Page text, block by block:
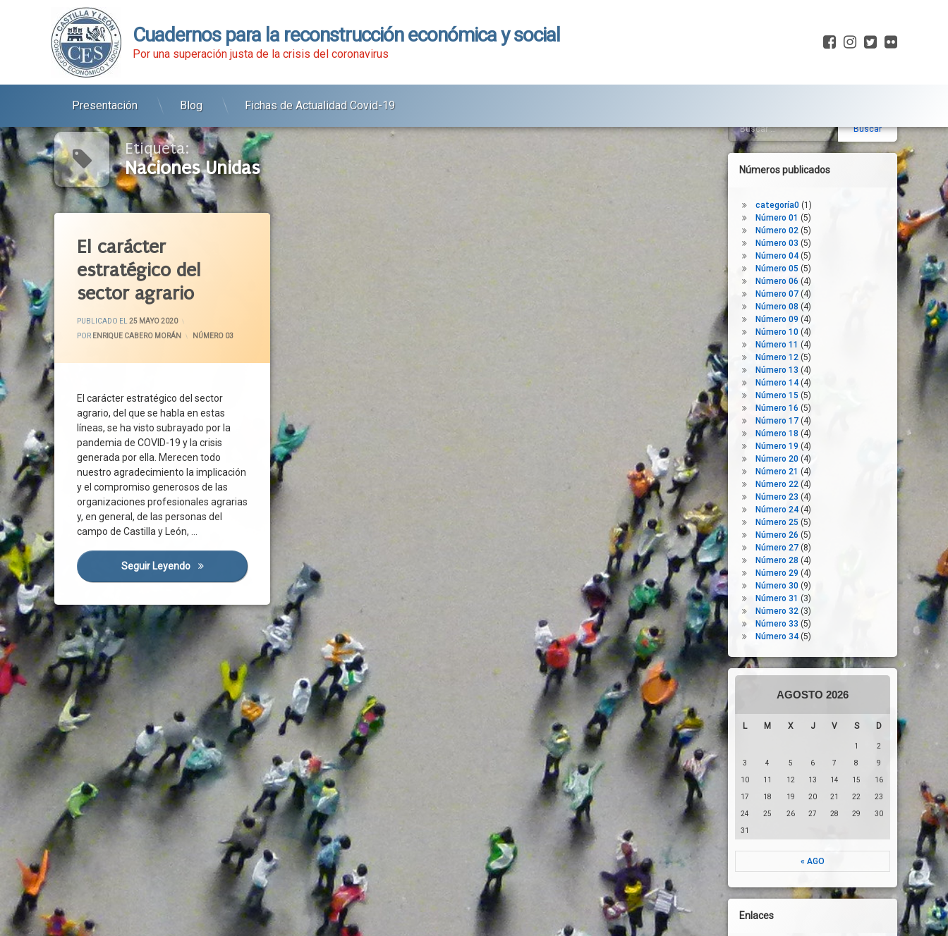
contenido
Cuadernos para la reconstrucción económica y social
Por una superación justa de la crisis del coronavirus
Facebook
Instagram
Twitter
Presentación Blog Fichas de Actualidad Covid-19
Etiqueta:
Naciones Unidas
El carácter
estratégico del
sector agrario
PUBLICADO EL25 MAYO 2020
POR ENRIQUE CABERO MORÁN CATEGORÍAS:
NÚMERO 03
El carácter estratégico del sector
agrario, del que se habla en estas
líneas, se ha visto subrayado por la
pandemia de COVID-19 y la crisis
generada por ella. Merecen todo
nuestro agradecimiento la implicación
y el compromiso generosos de las
organizaciones profesionales agrarias
y, en general, de las personas del
campo de Castilla y León, …
Seguir Leyendo El Carácter Estratégico Del Sector Agrario
Agenda 2030
Alimentación Sana
Alimentos
Apoyo Público
Calidad De Vida
Castilla Y León
CES
Comisión Europea
Covid-19
Cuidado De La Tierra
De La Granja A La Mesa
Desarrollo Rural
Desinfección
Distribución
Ecosistema
Emigración
Emprendimiento
Estrategia
Factores De Producción
Financiación Pública
Formación
Gastronomía
I+D+i
Industria Agroalimentaria
Innovación
Jóvenes
Medio Ambiente
Mercado Mayorista
Mercado Minorista
Naciones Unidas
Naturaleza
Barra
lateral
derecha
Números publicados
categoría0(1)
Número 01 (5)
Número 02(5)
Número 03 (5)
Número 04(5)
Número 05 (5)
Número 06 (4)
Número 07(4)
Número 08 (4)
Número 09(4)
Número 10(4)
Número 11 (4)
Número 12(5)
Número 13 (4)
Número 14(4)
Número 15 (5)
Número 16 (5)
Número 17(4)
Número 18 (4)
Número 19 (4)
Número 20(4)
Número 21 (4)
Número 22(4)
Número 23 (4)
Número 24(4)
Número 25 (5)
Número 26 (5)
Número 27(8)
Número 28 (4)
Número 29 (4)
Número 30(9)
Número 31 (3)
Número 32(3)
Número 33 (5)
Número 34(5)
AGOSTO 2026
L M X J V S D
1 2
3 4 5 6 7 8 9
10 11 12 13 14 15 16
17 18 19 20 21 22 23
24 25 26 27 28 29 30
31
« AGO
Enlaces